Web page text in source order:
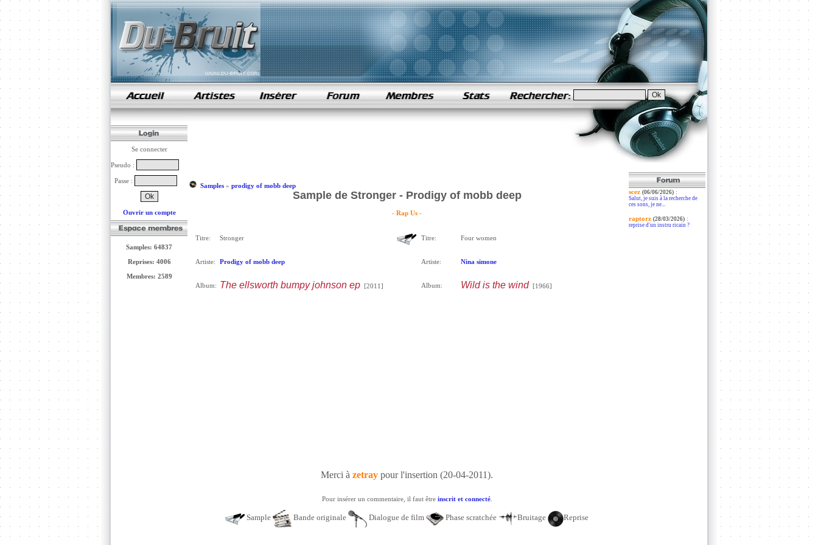
samples de rap
Se connecter
Pseudo :
Passe :
Ouvrir un compte
Samples: 64837
Reprises: 4006
Membres: 2589
Samples» prodigy of mobb deep
Sample de Stronger - Prodigy of mobb deep
- Rap Us -
Titre: Stronger
Artiste: Prodigy of mobb deep
Album: The ellsworth bumpy johnson ep[2011]
Titre: Four women
Artiste: Nina simone
Album: Wild is the wind[1966]
Merci à zetray pour l'insertion (20-04-2011).
Pour insérer un commentaire, il faut être inscrit et connecté.
Sample Bande originale Dialogue de film Phase scratchée Bruitage Reprise
scez (06/06/2026):
Salut, je suis à la recherche de
ces sons, je ne...
raptorz (28/03/2026):
reprise d'un instru ricain ?